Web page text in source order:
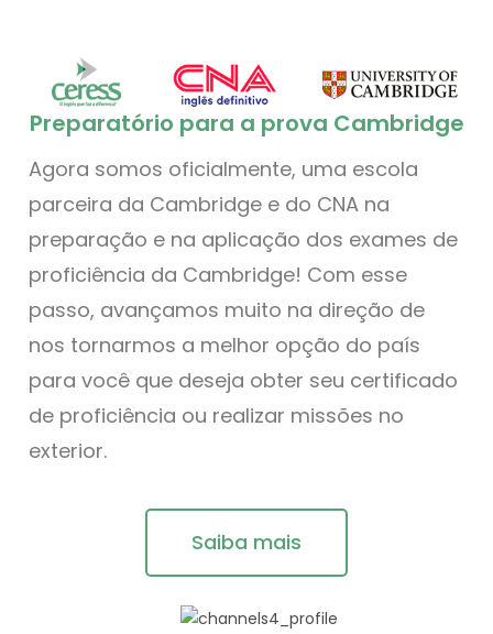
Preparatório para a prova Cambridge
Agora somos oficialmente, uma escola
parceira da Cambridge e do CNA na
preparação e na aplicação dos exames de
proficiência da Cambridge! Com esse
passo, avançamos muito na direção de
nos tornarmos a melhor opção do país
para você que deseja obter seu certificado
de proficiência ou realizar missões no
exterior.
Saiba mais